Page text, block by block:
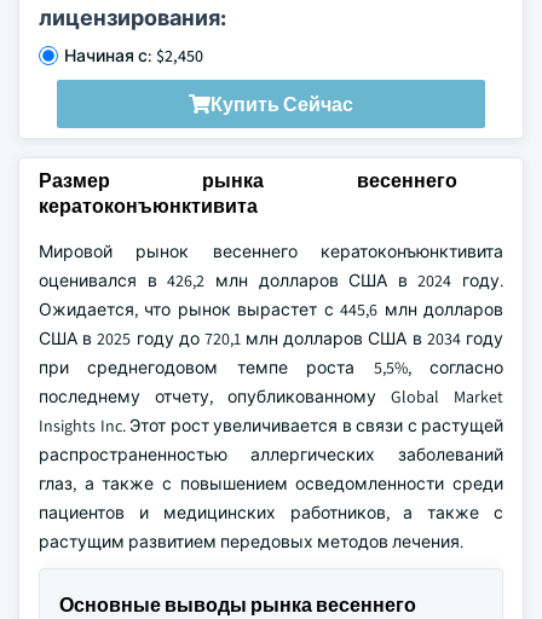
лицензирования:
Начиная с: $2,450
Купить Сейчас
Размер рынка весеннего
кератоконъюнктивита
Мировой рынок весеннего кератоконъюнктивита
оценивался в 426,2 млн долларов США в 2024 году.
Ожидается, что рынок вырастет с 445,6 млн долларов
США в 2025 году до 720,1 млн долларов США в 2034 году
при среднегодовом темпе роста 5,5%, согласно
последнему отчету, опубликованному Global Market
Insights Inc. Этот рост увеличивается в связи с растущей
распространенностью аллергических заболеваний
глаз, а также с повышением осведомленности среди
пациентов и медицинских работников, а также с
растущим развитием передовых методов лечения.
Основные выводы рынка весеннего